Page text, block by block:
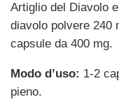
Artiglio del Diavolo
diavolo polvere 240
capsule da 400 mg.
Modo d’uso: 1-2
pieno.